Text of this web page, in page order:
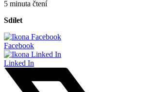
5 minuta čtení
Sdílet
Facebook
Linked In